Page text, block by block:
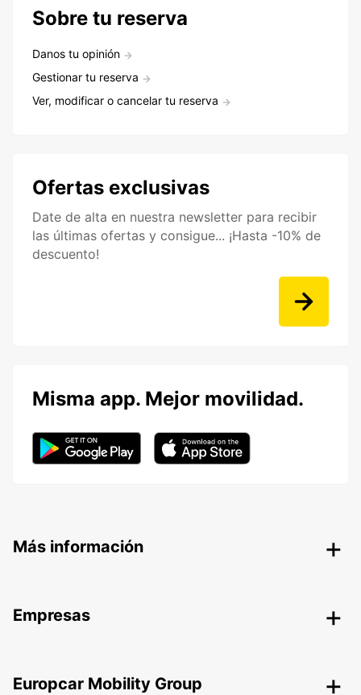
Sobre tu reserva
Danos tu opinión
Gestionar tu reserva
Ver, modificar o cancelar tu reserva
Ofertas exclusivas
Date de alta en nuestra newsletter para recibir
las últimas ofertas y consigue... ¡Hasta -10% de
descuento!
Misma app. Mejor movilidad.
Más información
Empresas
Europcar Mobility Group